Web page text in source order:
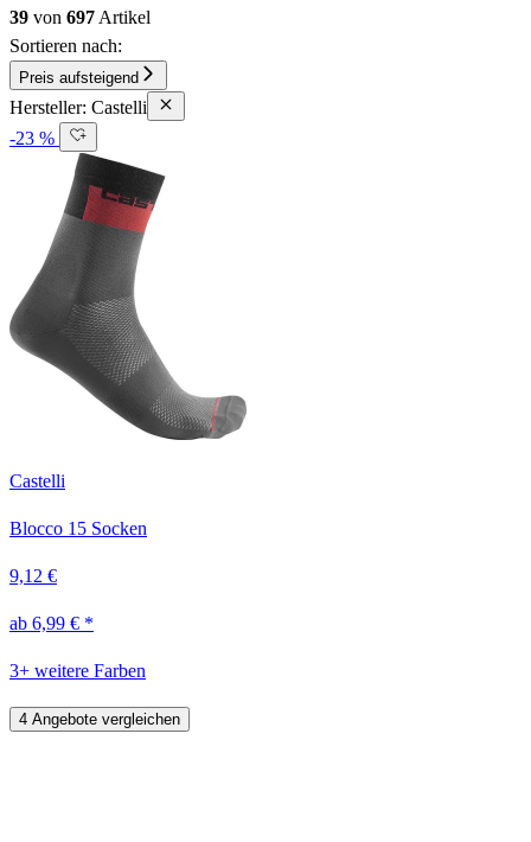
39 von 697 Artikel
Sortieren nach:
Preis aufsteigend
Hersteller: Castelli
-23 %
Castelli
Blocco 15 Socken
9,12 €
ab 6,99 € *
3+ weitere Farben
4 Angebote vergleichen